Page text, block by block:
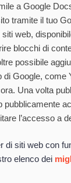
a Google
tramite il tuo
web,
blocchi di
possibile
di Google, come
Una volta
pubblicamente
l’accesso a
di siti web con
elenco dei